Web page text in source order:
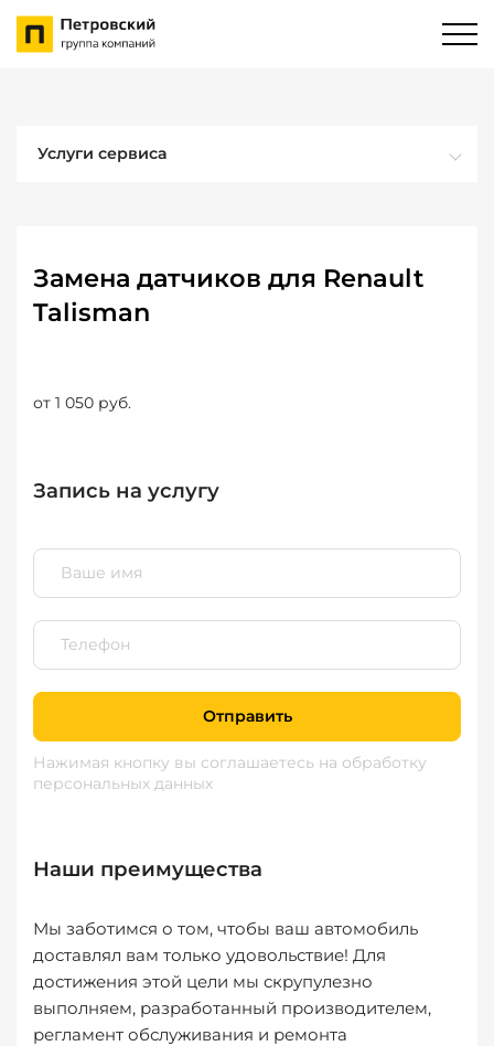
Услуги сервиса
Замена датчиков для Renault
Talisman
от 1 050 руб.
Запись на услугу
Отправить
Нажимая кнопку вы соглашаетесь на обработку
персональных данных
Наши преимущества
Мы заботимся о том, чтобы ваш автомобиль
доставлял вам только удовольствие! Для
достижения этой цели мы скрупулезно
выполняем, разработанный производителем,
регламент обслуживания и ремонта